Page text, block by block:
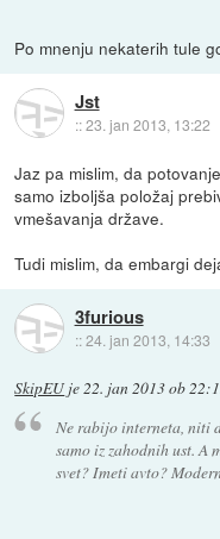
Po mnenju nekaterih tule
Jst
::23. jan 2013, 13:22
Jaz pa mislim, da
samo izboljša položaj
vmešavanja države.
Tudi mislim, da embargi
3furious
::24. jan 2013, 14:33
SkipEU je 22. jan 2013 ob
Ne rabijo interneta, niti
samo iz zahodnih ust. A
svet? Imeti avto?